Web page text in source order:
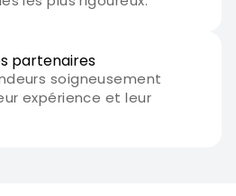
partenaires
soigneusement
expérience et leur